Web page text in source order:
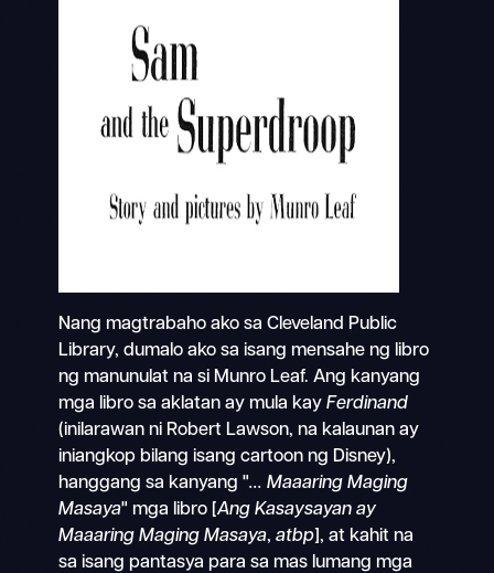
Nang magtrabaho ako sa Cleveland Public
Library, dumalo ako sa isang mensahe ng libro
ng manunulat na si Munro Leaf. Ang kanyang
mga libro sa aklatan ay mula kay Ferdinand
(inilarawan ni Robert Lawson, na kalaunan ay
iniangkop bilang isang cartoon ng Disney),
hanggang sa kanyang "... Maaaring Maging
Masaya" mga libro [Ang Kasaysayan ay
Maaaring Maging Masaya, atbp], at kahit na
sa isang pantasya para sa mas lumang mga